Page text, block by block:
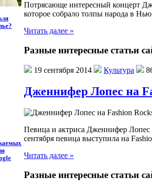
Потрясающе интересный концерт
которое собрало толпы народа в
Читать далее »
Разные интересные статьи
19 сентября 2014 Культура
Дженнифер Лопес на
Певица и актриса Дженнифер Лопес
сентября певица выступила на
Читать далее »
Разные интересные статьи